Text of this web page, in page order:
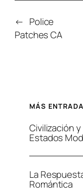
← Police
Patches CA
MÁS
Civilización
Estados
La
Romántica